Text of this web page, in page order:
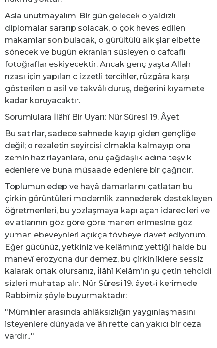
Asla unutmayalım: Bir gün gelecek o yaldızlı
diplomalar sararıp solacak, o çok heves edilen
makamlar son bulacak, o gürültülü alkışlar elbette
sönecek ve bugün ekranları süsleyen o cafcaflı
fotoğraflar eskiyecektir. Ancak genç yaşta Allah
rızası için yapılan o izzetli tercihler, rüzgâra karşı
gösterilen o asil ve takvâlı duruş, değerini kıyamete
kadar koruyacaktır.
Sorumlulara İlâhî Bir Uyarı: Nûr Sûresi 19. Âyet
Bu satırlar, sadece sahnede kayıp giden gençliğe
değil; o rezaletin seyircisi olmakla kalmayıp ona
zemin hazırlayanlara, onu çağdaşlık adına teşvik
edenlere ve buna müsaade edenlere bir çağrıdır.
Toplumun edep ve hayâ damarlarını çatlatan bu
çirkin görüntüleri modernlik zannederek destekleyen
öğretmenleri, bu yozlaşmaya kapı açan idarecileri ve
evlatlarının göz göre göre manen erimesine göz
yuman ebeveynleri açıkça tövbeye davet ediyorum.
Eğer gücünüz, yetkiniz ve kelâmınız yettiği halde bu
manevî erozyona dur demez, bu çirkinliklere sessiz
kalarak ortak olursanız, İlâhî Kelâm’ın şu çetin tehdidi
sizleri muhatap alır. Nûr Sûresi 19. âyet-i kerîmede
Rabbimiz şöyle buyurmaktadır:
"Müminler arasında ahlâksızlığın yaygınlaşmasını
isteyenlere dünyada ve âhirette can yakıcı bir ceza
vardır..."